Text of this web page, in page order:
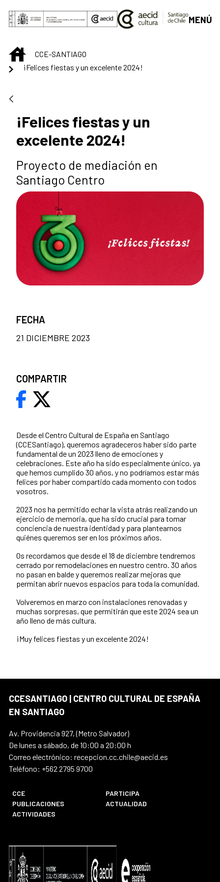
Saltar al contenido principal
MENÚ
INICIOCCE-SANTIAGO
¡Felices fiestas y un excelente 2024!
¡Felices fiestas y un
excelente 2024!
Proyecto de mediación en
Santiago Centro
Desde el Centro Cultural de España en Santiago
(CCESantiago), queremos agradeceros haber sido parte
fundamental de un 2023 lleno de emociones y
celebraciones. Este año ha sido especialmente único, ya
que hemos cumplido 30 años, y no podríamos estar más
felices por haber compartido cada momento con todos
vosotros.
2023 nos ha permitido echar la vista atrás realizando un
ejercicio de memoria, que ha sido crucial para tomar
conciencia de nuestra identidad y para plantearnos
quiénes queremos ser en los próximos años.
Os recordamos que desde el 18 de diciembre tendremos
cerrado por remodelaciones en nuestro centro. 30 años
no pasan en balde y queremos realizar mejoras que
permitan abrir nuevos espacios para toda la comunidad.
Volveremos en marzo con instalaciones renovadas y
muchas sorpresas, que permitirán que este 2024 sea un
año lleno de más cultura.
¡Muy felices fiestas y un excelente 2024!
FECHA
21 DICIEMBRE 2023
COMPARTIR
CCESANTIAGO | CENTRO CULTURAL DE ESPAÑA
EN SANTIAGO
Av. Providencia 927, (Metro Salvador)
De lunes a sábado, de 10:00 a 20:00 h
Correo electrónico: recepcion.cc.chile@aecid.es
Teléfono: +562 2795 9700
CCE
PARTICIPA
PUBLICACIONES
ACTUALIDAD
ACTIVIDADES